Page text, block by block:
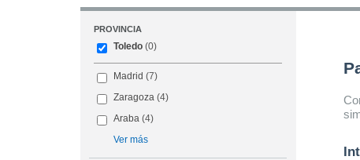
PROVINCIA
Toledo (0)
Madrid (7)
Zaragoza (4)
Araba (4)
Ver más